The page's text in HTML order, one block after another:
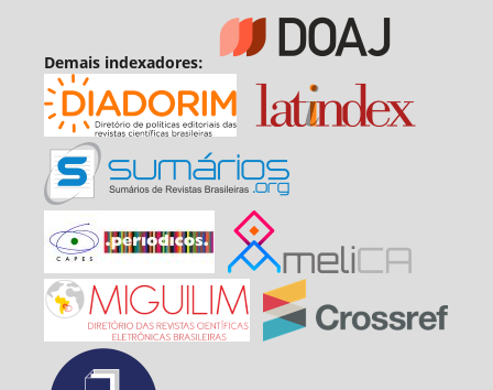
Demais indexadores: